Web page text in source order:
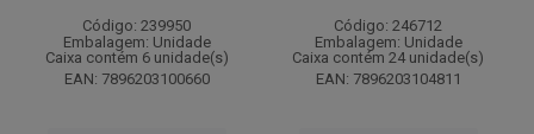
Código: 239950
Embalagem: Unidade
Caixa contém 6 unidade(s)
EAN: 7896203100660
Código: 246712
Embalagem: Unidade
Caixa contém 24 unidade(s)
EAN: 7896203104811